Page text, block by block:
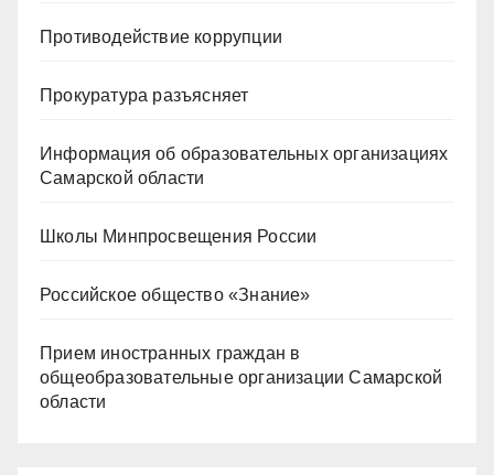
Противодействие коррупции
Прокуратура разъясняет
Информация об образовательных организациях
Самарской области
Школы Минпросвещения России
Российское общество «Знание»
Прием иностранных граждан в
общеобразовательные организации Самарской
области